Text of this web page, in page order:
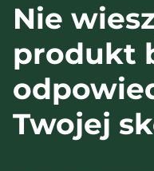
Nie
produkt
Twojej